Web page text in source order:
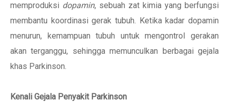
memproduksi dopamin, sebuah zat kimia yang berfungsi
membantu koordinasi gerak tubuh. Ketika kadar dopamin
menurun, kemampuan tubuh untuk mengontrol gerakan
akan terganggu, sehingga memunculkan berbagai gejala
khas Parkinson.
Kenali Gejala Penyakit Parkinson